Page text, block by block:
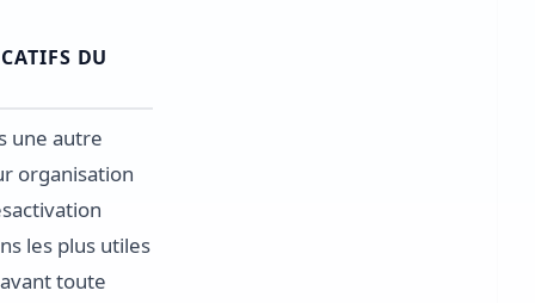
DU
une autre
organisation
les plus utiles
toute